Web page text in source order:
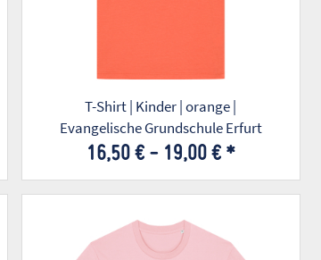
T-Shirt | Kinder | orange |
Evangelische Grundschule Erfurt
16,50 € - 19,00 € *